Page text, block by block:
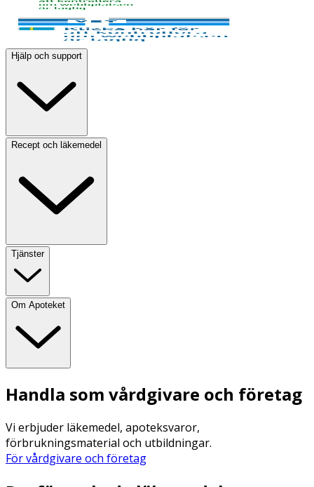
Hjälp och support
Recept och läkemedel
Tjänster
Om Apoteket
Handla som vårdgivare och företag
Vi erbjuder läkemedel, apoteksvaror,
förbrukningsmaterial och utbildningar.
För vårdgivare och företag